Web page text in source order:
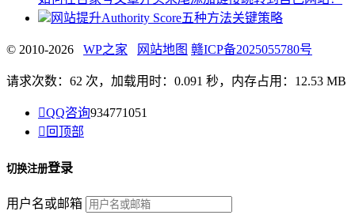
网站提升Authority Score五种方法关键策略
© 2010-2026 WP之家 网站地图 赣ICP备2025055780号
请求次数：62 次，加载用时：0.091 秒，内存占用：12.53 MB
QQ咨询934771051
 回顶部
切换注册登录
用户名或邮箱